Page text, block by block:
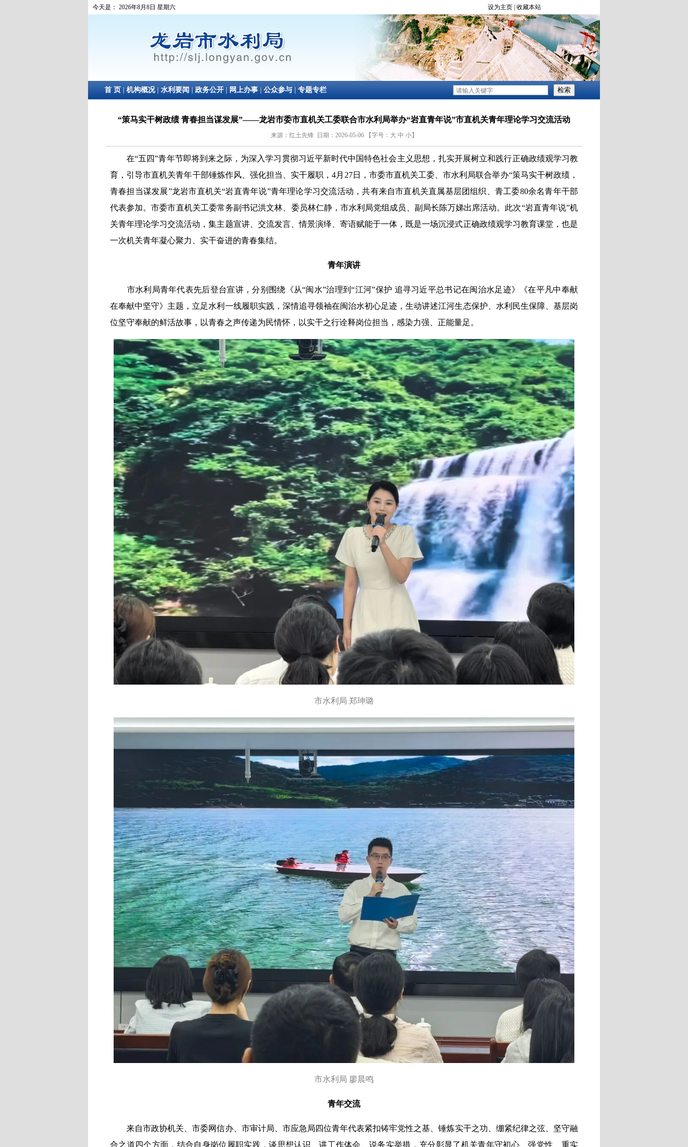
“策马实干树政绩 青春担当谋发展”——龙岩市委市直机关工委联合市水利局举办“岩直青年说”市直机关青年理论学习交流活动
来源：红土先锋 日期：2026-05-06 【字号： 大 中 小】
在“五四”青年节即将到来之际，为深入学习贯彻习近平新时代中国特色社会主义思想，扎实开展树立和践行正确政绩观学习教
育，引导市直机关青年干部锤炼作风、强化担当、实干履职，4月 27日，市委市直机关工委、市水利局联合举办“策马实干树政绩，
青春担当谋发展”龙岩市直机关“岩直青年说”青年理论学习交流活动，共有来自市直机关直属基层团组织、青工委80余名青年干部
代表参加。市委市直机关工委常务副书记洪文林、委员林仁静，市水利局党组成员、副局长陈万娣出席活动。此次“岩直青年说”机
关青年理论学习交流活动，集主题宣讲、交流发言、情景演绎、寄语赋能于一体，既是一场沉浸式正确政绩观学习教育课堂，也是
一次机关青年凝心聚力、实干奋进的青春集结。
青年演讲
市水利局青年代表先后登台宣讲，分别围绕《从“闽水”治理到“江河”保护 追寻习近平总书记在闽治水足迹》《在平凡中奉献
在奉献中坚守》主题，立足水利一线履职实践，深情追寻领袖在闽治水初心足迹，生动讲述江河生态保护、水利民生保障、基层岗
位坚守奉献的鲜活故事，以青春之声传递为民情怀，以实干之行诠释岗位担当，感染力强、正能量足。
市水利局 郑珅璐
市水利局 廖晨鸣
青年交流
来自市政协机关、市委网信办、市审计局、市应急局四位青年代表紧扣铸牢党性之基、锤炼实干之功、绷紧纪律之弦、坚守融
合之道四个方面，结合自身岗位履职实践，谈思想认识、讲工作体会、说务实举措，充分彰显了机关青年守初心、强党性、重实